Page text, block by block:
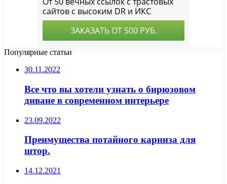
Популярные статьи
30.11.2022
Все что вы хотели узнать о бирюзовом
диване в современном интерьере
23.09.2022
Преимущества потайного карниза для
штор.
14.12.2021